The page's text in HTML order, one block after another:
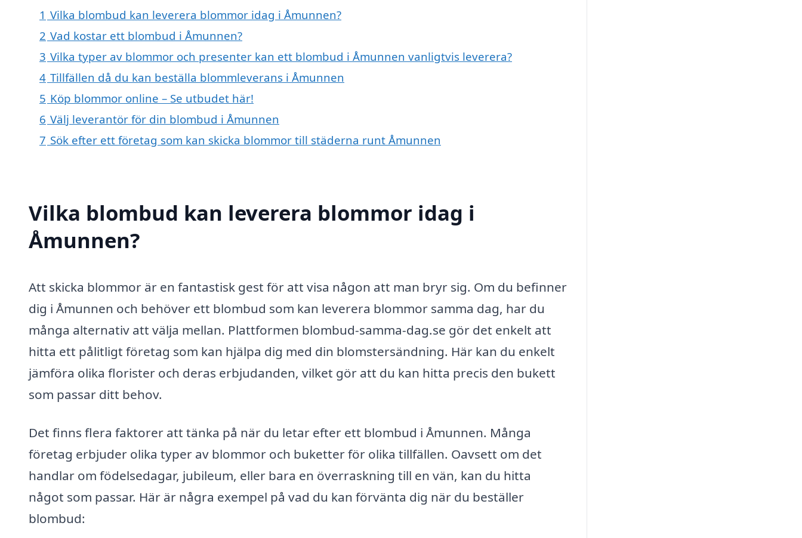
1 Vilka blombud kan leverera blommor idag i Åmunnen?
2 Vad kostar ett blombud i Åmunnen?
3 Vilka typer av blommor och presenter kan ett blombud i Åmunnen vanligtvis leverera?
4 Tillfällen då du kan beställa blommleverans i Åmunnen
5 Köp blommor online – Se utbudet här!
6 Välj leverantör för din blombud i Åmunnen
7 Sök efter ett företag som kan skicka blommor till städerna runt Åmunnen
Vilka blombud kan leverera blommor idag i
Åmunnen?
Att skicka blommor är en fantastisk gest för att visa någon att man bryr sig. Om du befinner
dig i Åmunnen och behöver ett blombud som kan leverera blommor samma dag, har du
många alternativ att välja mellan. Plattformen blombud-samma-dag.se gör det enkelt att
hitta ett pålitligt företag som kan hjälpa dig med din blomstersändning. Här kan du enkelt
jämföra olika florister och deras erbjudanden, vilket gör att du kan hitta precis den bukett
som passar ditt behov.
Det finns flera faktorer att tänka på när du letar efter ett blombud i Åmunnen. Många
företag erbjuder olika typer av blommor och buketter för olika tillfällen. Oavsett om det
handlar om födelsedagar, jubileum, eller bara en överraskning till en vän, kan du hitta
något som passar. Här är några exempel på vad du kan förvänta dig när du beställer
blombud: